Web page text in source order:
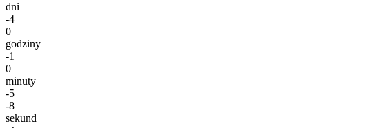
dni
-4
0
godziny
-1
0
minuty
-5
-8
sekund